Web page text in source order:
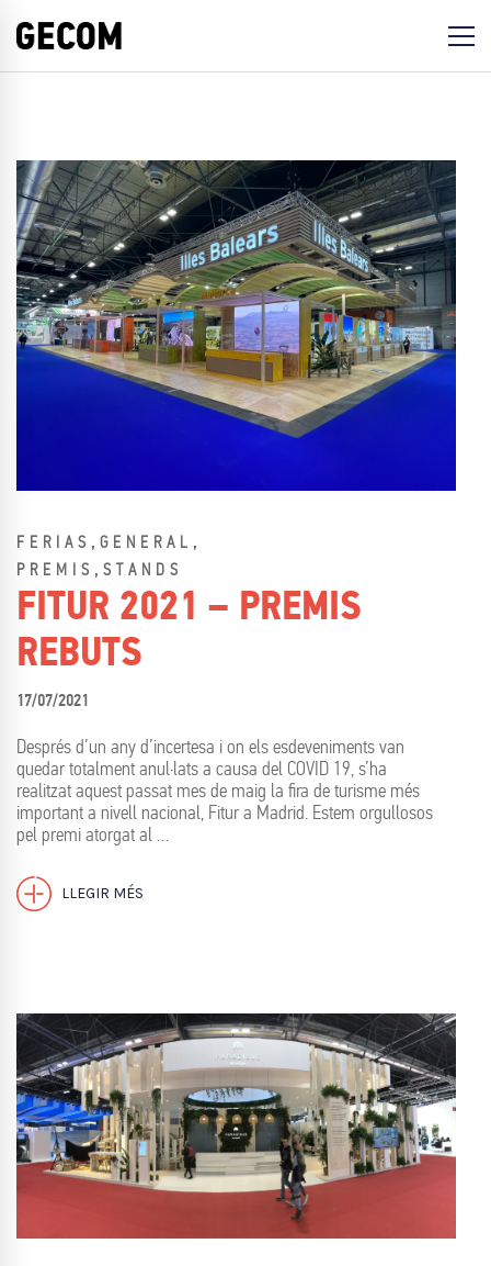
FERIAS , GENERAL ,
PREMIS , STANDS
FITUR 2021 – PREMIS
REBUTS
17/07/2021
Després d’un any d’incertesa i on els esdeveniments van
quedar totalment anul·lats a causa del COVID 19, s’ha
realitzat aquest passat mes de maig la fira de turisme més
important a nivell nacional, Fitur a Madrid. Estem orgullosos
pel premi atorgat al …
LLEGIR MÉS